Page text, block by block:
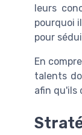
leurs
pourquoi
pour
En
talents
afin qu'ils